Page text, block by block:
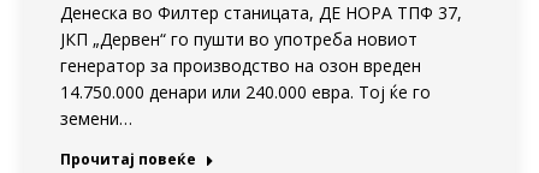
Денеска во Филтер станицата, ДЕ НОРА ТПФ 37,
ЈКП „Дервен“ го пушти во употреба новиот
генератор за производство на озон вреден
14.750.000 денари или 240.000 евра. Тој ќе го
земени…
Прочитај повеќе